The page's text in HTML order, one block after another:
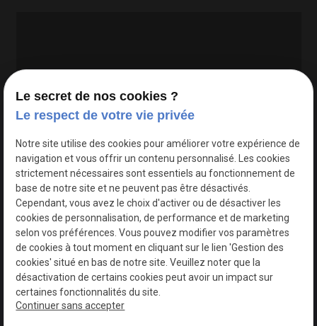
Google Maps Search API est désactivé.
Le secret de nos cookies ?
Le respect de votre vie privée
Notre site utilise des cookies pour améliorer votre expérience de
navigation et vous offrir un contenu personnalisé. Les cookies
strictement nécessaires sont essentiels au fonctionnement de
base de notre site et ne peuvent pas être désactivés.
Cependant, vous avez le choix d'activer ou de désactiver les
cookies de personnalisation, de performance et de marketing
selon vos préférences. Vous pouvez modifier vos paramètres
de cookies à tout moment en cliquant sur le lien 'Gestion des
cookies' situé en bas de notre site. Veuillez noter que la
désactivation de certains cookies peut avoir un impact sur
certaines fonctionnalités du site.
Continuer sans accepter